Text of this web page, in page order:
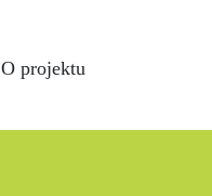
O projektu